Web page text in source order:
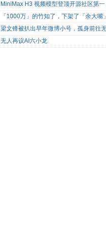
「1000万」的竹知了，下架了「余大嘴」
无人再议AI六小龙